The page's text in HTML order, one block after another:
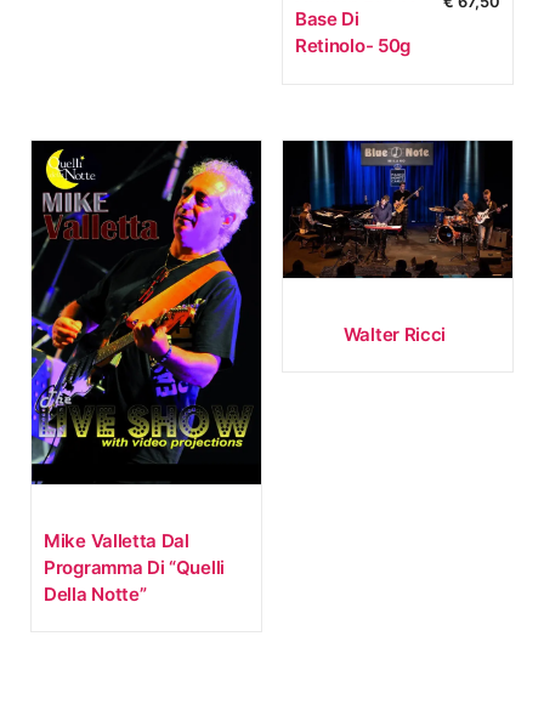
Base Di
Retinolo- 50g
Mike Valletta Dal
Programma Di “Quelli
Della Notte”
Walter Ricci